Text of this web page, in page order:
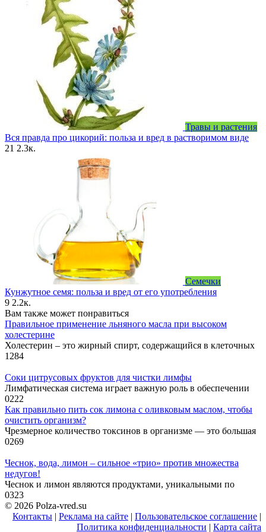
Травы и растения
Вся правда про цикорий: польза и вред в растворимом виде
21 2.3к.
Семечки
Кунжутное семя: польза и вред от его употребления
9 2.2к.
Вам также может понравиться
Правильное применение льняного масла при высоком
холестерине
Холестерин – это жирный спирт, содержащийся в клеточных
1 284
Соки цитрусовых фруктов для чистки лимфы
Лимфатическая система играет важную роль в обеспечении
0222
Как правильно пить сок лимона с оливковым маслом, чтобы
очистить организм?
Чрезмерное количество токсинов в организме — это большая
0269
Чеснок, вода, лимон – сильное «трио» против множества
недугов!
Чеснок и лимон являются продуктами, уникальными по
0323
© 2026 Polza-vred.su
Контакты | Реклама на сайте | Пользовательское соглашение |
Политика конфиденциальности | Карта сайта